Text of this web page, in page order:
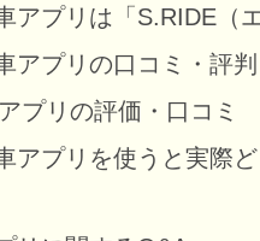
アプリは「S.RIDE（
アプリの口コミ・評判
プリの評価・口コミ
アプリを使うと実際